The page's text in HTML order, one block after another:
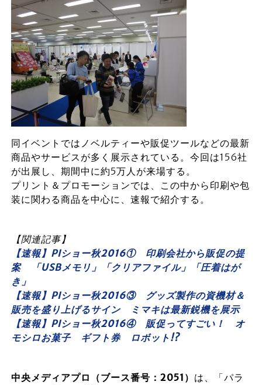
同イベントではノベルティーや販促ツールなどの最新
商品やサービスが多く展示されている。今回は156社
が出展し、期間中に約5万人が来場する。
プリント＆プロモーションでは、この中から印刷や包
装に関わる商品を中心に、速報で紹介する。
【関連記事】
【速報】PIショー秋2016① 印刷会社から販促の提
案 「USBメモリ」「クリアファイル」「圧着はが
き」
【速報】PIショー秋2016③ グッズ製作の資機材＆
販売を盛り上げるサイン ミマキは最新鋭機を展示
【速報】PIショー秋2016④ 販促ってすごい！ オ
モシロお菓子 ギフト券 ロボット!?
中央メディアプロ（ブース番号：2051） は、「パラ